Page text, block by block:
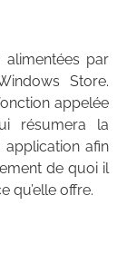
alimentées par
Store.
appelée
résumera la
application afin
de quoi il
qu’elle offre.